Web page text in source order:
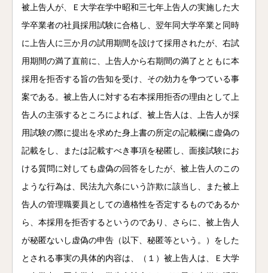
被上告人が、Ｅ大学在学中昭和三七年上告人の実施した大
学卒業者の社員採用試験に合格し、翌年同大学卒業と同時
に上告人に三か月の試用期間を設けて採用されたが、右試
用期間の満了直前に、上告人から右期間の満了とともに本
採用を拒否する旨の告知を受け、その効力を争つている事
案である。被上告人に対する右本採用拒否の理由として上
告人の主張するところによれば、被上告人は、上告人が採
用試験の際に提出を求めた身上書の所定の記載欄に虚偽の
記載をし、または記載すべき事項を秘匿し、面接試験にお
ける質問に対しても虚偽の回答をしたが、被上告人のこの
ような行為は、民法九六条にいう詐欺に該当し、また被上
告人の管理職要員としての適格性を否定するものであるか
ら、本採用を拒否するというのであり、さらに、被上告人
が秘匿ないし虚偽の申告（以下、秘匿等という。）をした
とされる事実の具体的内容は、（１）被上告人は、Ｅ大学